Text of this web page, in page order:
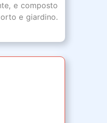
e composto
e giardino.